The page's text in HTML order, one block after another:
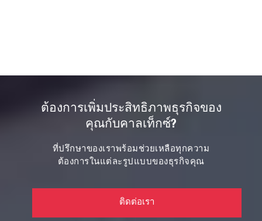
ต้องการเพิ่มประสิทธิภาพธุรกิจของ
คุณกับคาลเท็กซ์?
ที่ปรึกษาของเราพร้อมช่วยเหลือทุกความ
ต้องการในแต่ละรูปแบบของธุรกิจคุณ
ติดต่อเรา